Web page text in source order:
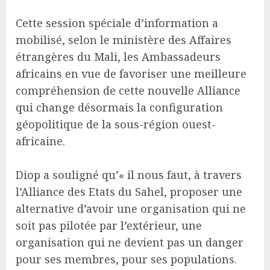
Cette session spéciale d’information a
mobilisé, selon le ministère des Affaires
étrangères du Mali, les Ambassadeurs
africains en vue de favoriser une meilleure
compréhension de cette nouvelle Alliance
qui change désormais la configuration
géopolitique de la sous-région ouest-
africaine.
Diop a souligné qu’« il nous faut, à travers
l’Alliance des Etats du Sahel, proposer une
alternative d’avoir une organisation qui ne
soit pas pilotée par l’extérieur, une
organisation qui ne devient pas un danger
pour ses membres, pour ses populations.